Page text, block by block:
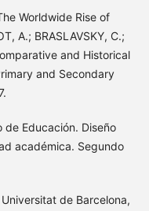
Worldwide Rise of
A.; BRASLAVSKY, C.;
and Historical
and Secondary
de Educación. Diseño
académica. Segundo
de Barcelona,